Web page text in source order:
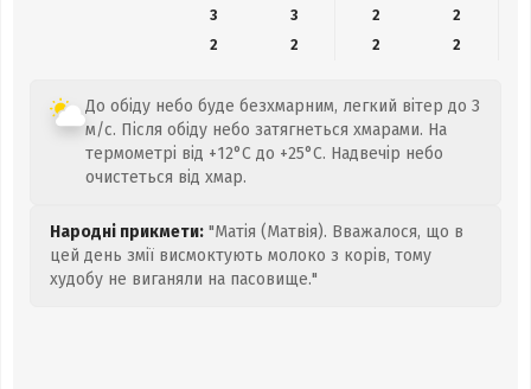
3
3 2
2
2
2 2 2
До обіду небо буде безхмарним, легкий вітер до 3
м/с. Після обіду небо затягнеться хмарами. На
термометрі від +12°C до +25°C. Надвечір небо
очистеться від хмар.
Народні прикмети: "Матія (Матвія). Вважалося, що в
цей день змії висмоктують молоко з корів, тому
худобу не виганяли на пасовище."